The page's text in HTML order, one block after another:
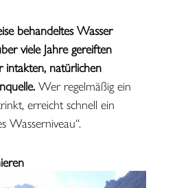
behandeltes Wasser
viele Jahre gereiften
intakten, natürlichen
Wer regelmäßig ein
erreicht schnell ein
Wasserniveau“.